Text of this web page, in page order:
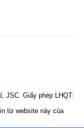
JSC. Giấy phép LHQT:
từ website này của